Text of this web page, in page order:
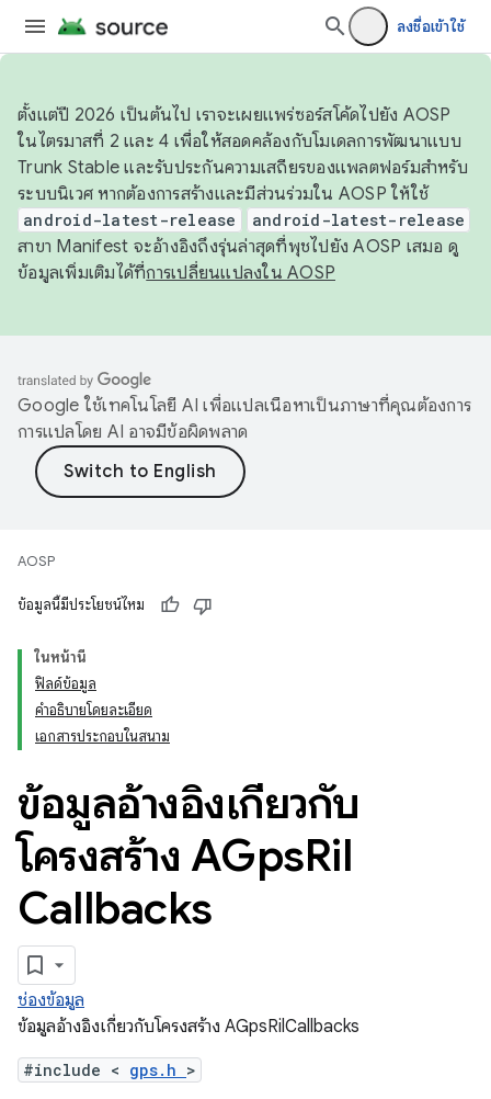
ลงชื่อเข้าใช้
ตั้งแต่ปี 2026 เป็นต้นไป เราจะเผยแพร่ซอร์สโค้ดไปยัง AOSP
ในไตรมาสที่ 2 และ 4 เพื่อให้สอดคล้องกับโมเดลการพัฒนาแบบ
Trunk Stable และรับประกันความเสถียรของแพลตฟอร์มสำหรับ
ระบบนิเวศ หากต้องการสร้างและมีส่วนร่วมใน AOSP ให้ใช้
android-latest-release android-latest-release
สาขา Manifest จะอ้างอิงถึงรุ่นล่าสุดที่พุชไปยัง AOSP เสมอ ดู
ข้อมูลเพิ่มเติมได้ที่การเปลี่ยนแปลงใน AOSP
Google ใช้เทคโนโลยี AI เพื่อแปลเนื้อหาเป็นภาษาที่คุณต้องการ
การแปลโดย AI อาจมีข้อผิดพลาด
AOSP
ข้อมูลนี้มีประโยชน์ไหม
ในหน้านี้
ฟิลด์ข้อมูล
คำอธิบายโดยละเอียด
เอกสารประกอบในสนาม
ข้อมูลอ้างอิงเกี่ยวกับ
โครงสร้าง AGpsRil
Callbacks
ช่องข้อมูล
ข้อมูลอ้างอิงเกี่ยวกับโครงสร้าง AGpsRilCallbacks
#include < gps.h >